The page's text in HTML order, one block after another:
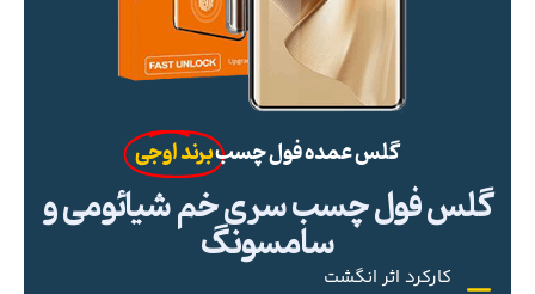
گلس عمده فول چسببرند اوجی
گلس فول چسب سری خم شیائومی و
سامسونگ
کارکرد اثر انگشت